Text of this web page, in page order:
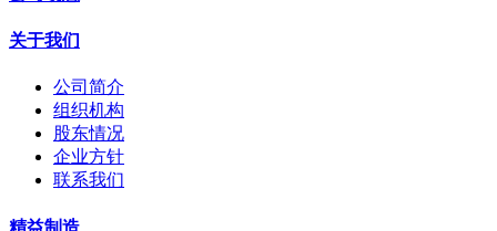
关于我们
公司简介
组织机构
股东情况
企业方针
联系我们
精益制造